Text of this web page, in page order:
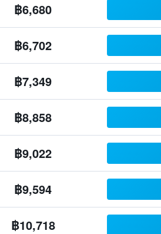
฿6,680
฿6,702
฿7,349
฿8,858
฿9,022
฿9,594
฿10,718